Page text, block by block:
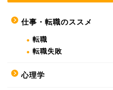
仕事・転職のススメ
転職
転職失敗
心理学